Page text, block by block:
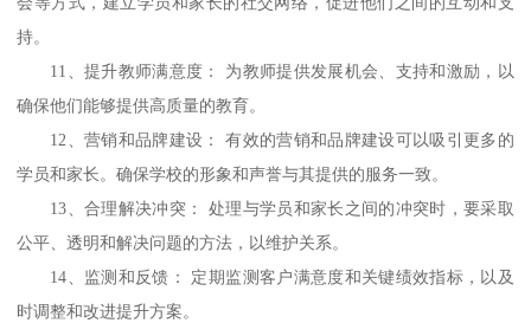
持。
11、提升教师满意度：
为教师提供发展机会、支持和激励，以
确保他们能够提供高质量的教育。
12、营销和品牌建设：
有效的营销和品牌建设可以吸引更多的
学员和家长。确保学校的形象和声誉与其提供的服务一致。
13、合理解决冲突：
处理与学员和家长之间的冲突时，要采取
公平、透明和解决问题的方法，以维护关系。
14、 监测和反馈：
定期监测客户满意度和关键绩效指标，以及
时调整和改进提升方案。